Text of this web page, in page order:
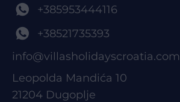
+385953444116
+38521735393
info@villasholidayscroatia.com
Leopolda Mandića 10
21204 Dugoplje